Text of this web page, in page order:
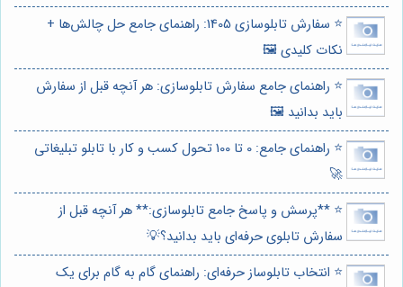
⭐️ سفارش تابلوسازی 1405: راهنمای جامع حل چالش‌ها +
نکات کلیدی 🖼️
⭐️ راهنمای جامع سفارش تابلوسازی: هر آنچه قبل از سفارش
باید بدانید 🖼️
⭐️ راهنمای جامع: 0 تا 100 تحول کسب و کار با تابلو تبلیغاتی
🚀
⭐️ **پرسش و پاسخ جامع تابلوسازی:** هر آنچه قبل از
سفارش تابلوی حرفه‌ای باید بدانید؟💡
⭐️ انتخاب تابلوساز حرفه‌ای: راهنمای گام به گام برای یک